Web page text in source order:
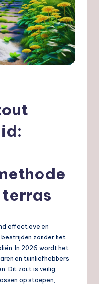
terras
effectieve en
zonder het
In 2026 wordt het
en tuinliefhebbers
Dit zout is veilig,
op stoepen,